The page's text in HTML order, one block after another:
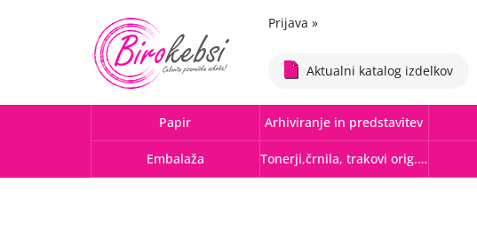
Prijava »
Aktualni katalog izdelkov
Papir Arhiviranje in predstavitev
Embalaža Tonerji,črnila, trakovi orig.-rec.